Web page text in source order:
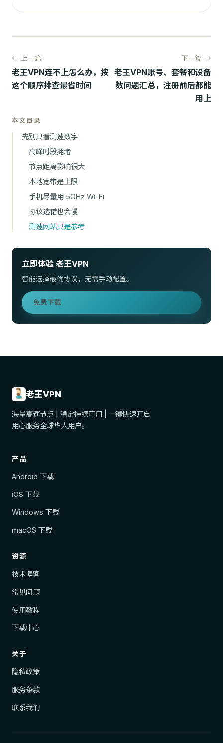
← 上一篇
老王VPN连不上怎么办，按
这个顺序排查最省时间
下一篇 →
老王VPN账号、套餐和设备
数问题汇总，注册前后都能
用上
本文目录
先别只看测速数字
高峰时段拥堵
节点距离影响很大
本地宽带是上限
手机尽量用 5GHz Wi-Fi
协议选错也会慢
测速网站只是参考
立即体验 老王VPN
智能选择最优协议，无需手动配置。
免费下载
老王VPN
海量高速节点 | 稳定持续可用 | 一键快速开启
用心服务全球华人用户。
产品
Android 下载
iOS 下载
Windows 下载
macOS 下载
资源
技术博客
常见问题
使用教程
下载中心
关于
隐私政策
服务条款
联系我们